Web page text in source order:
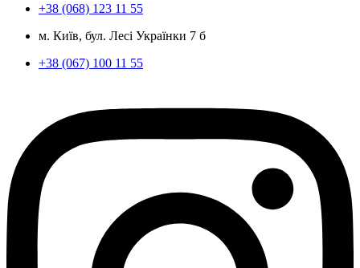
+38 (068) 123 11 55
м. Київ, бул. Лесі Українки 7 б
+38 (067) 100 11 55